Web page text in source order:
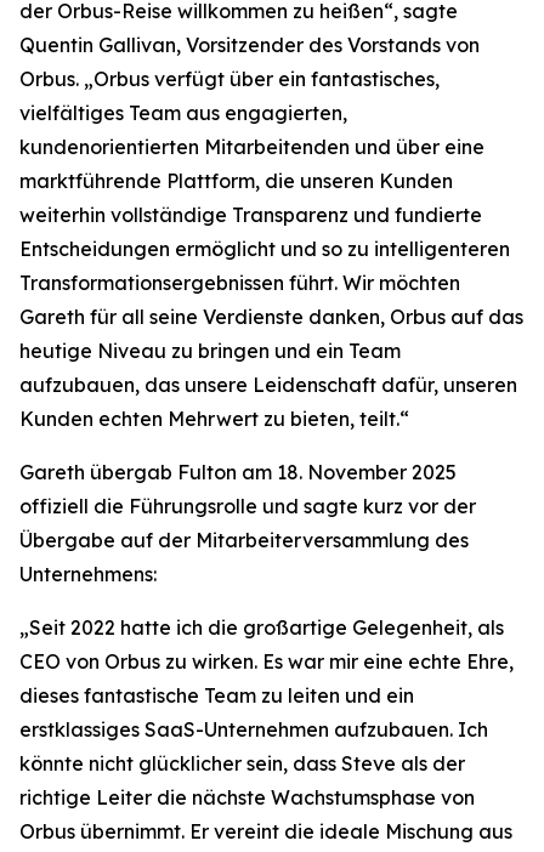
der Orbus-Reise willkommen zu heißen“, sagte
Quentin Gallivan, Vorsitzender des Vorstands von
Orbus. „Orbus verfügt über ein fantastisches,
vielfältiges Team aus engagierten,
kundenorientierten Mitarbeitenden und über eine
marktführende Plattform, die unseren Kunden
weiterhin vollständige Transparenz und fundierte
Entscheidungen ermöglicht und so zu intelligenteren
Transformationsergebnissen führt. Wir möchten
Gareth für all seine Verdienste danken, Orbus auf das
heutige Niveau zu bringen und ein Team
aufzubauen, das unsere Leidenschaft dafür, unseren
Kunden echten Mehrwert zu bieten, teilt.“
Gareth übergab Fulton am 18. November 2025
offiziell die Führungsrolle und sagte kurz vor der
Übergabe auf der Mitarbeiterversammlung des
Unternehmens:
„Seit 2022 hatte ich die großartige Gelegenheit, als
CEO von Orbus zu wirken. Es war mir eine echte Ehre,
dieses fantastische Team zu leiten und ein
erstklassiges SaaS-Unternehmen aufzubauen. Ich
könnte nicht glücklicher sein, dass Steve als der
richtige Leiter die nächste Wachstumsphase von
Orbus übernimmt. Er vereint die ideale Mischung aus